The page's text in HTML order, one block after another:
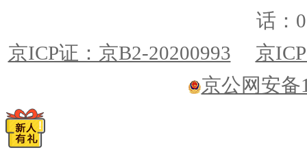
话：
京ICP证：京B2-20200993
京
京公网安备